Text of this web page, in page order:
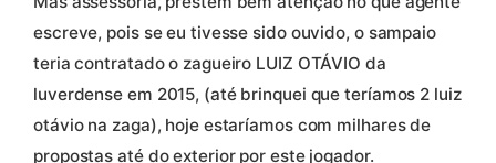
escreve, pois se eu tivesse sido ouvido, o sampaio
teria contratado o zagueiro LUIZ OTÁVIO da
luverdense em 2015, (até brinquei que teríamos 2 luiz
otávio na zaga), hoje estaríamos com milhares de
propostas até do exterior por este jogador.